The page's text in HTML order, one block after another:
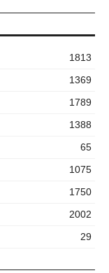
1813
1369
1789
1388
65
1075
1750
2002
29